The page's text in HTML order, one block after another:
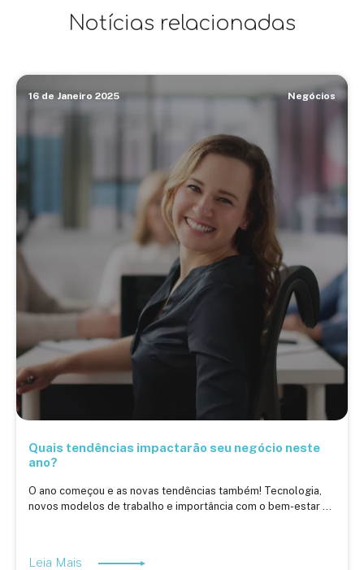
Notícias relacionadas
16 de Janeiro 2025 Negócios
Quais tendências impactarão seu negócio neste
ano?
O ano começou e as novas tendências também! Tecnologia,
novos modelos de trabalho e importância com o bem-estar ...
Leia Mais